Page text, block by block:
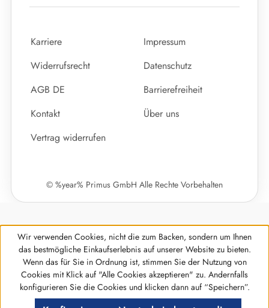
Karriere
Impressum
Widerrufsrecht
Datenschutz
AGB DE
Barrierefreiheit
Kontakt
Über uns
Vertrag widerrufen
© %year% Primus GmbH Alle Rechte Vorbehalten
Werkzeugleiste anzeigen
Wir verwenden Cookies, nicht die zum Backen, sondern um Ihnen
das bestmögliche Einkaufserlebnis auf unserer Website zu bieten.
Wenn das für Sie in Ordnung ist, stimmen Sie der Nutzung von
Cookies mit Klick auf "Alle Cookies akzeptieren" zu. Andernfalls
konfigurieren Sie die Cookies und klicken dann auf “Speichern”.